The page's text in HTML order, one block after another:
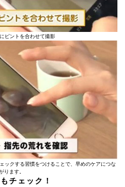
ピントを合わせて撮影
ックする習慣をつけることで、早めのケアにつな
ります。
チェック！